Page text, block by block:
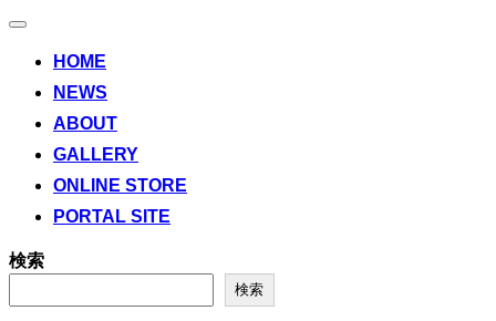
ナ
HOME
NEWS
ABOUT
GALLERY
ONLINE STORE
PORTAL SITE
検索
検索